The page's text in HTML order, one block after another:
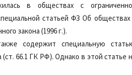
в обществах с
статьей ФЗ Об обществах
закона (1996 г.).
содержит специальную
66.1 ГК РФ). Однако в этой статье